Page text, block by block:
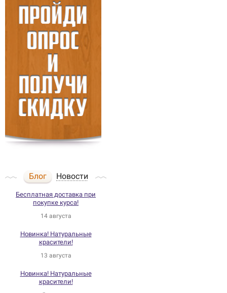
Блог Новости
Бесплатная доставка при
покупке курса!
14 августа
Новинка! Натуральные
красители!
13 августа
Новинка! Натуральные
красители!